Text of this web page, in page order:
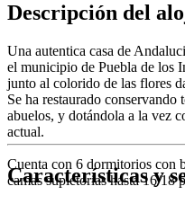
Descripción del
Una autentica casa de
el municipio de Puebla de los
junto al colorido de las flores
Se ha restaurado conservando
abuelos, y dotándola a la vez
actual.
Cuenta con 6 dormitorios con
camas supletorias hasta 16/18
Características y